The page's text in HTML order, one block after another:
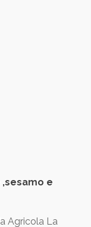
e
Agricola La